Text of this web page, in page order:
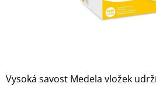
Vysoká savost Medela vložek